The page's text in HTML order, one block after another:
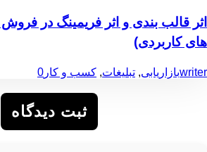
اثر قالب بندی و اثر فریمینگ در
های کاربردی)
writerبازاریابی, تبلیغات, کسب و کار 0
ثبت دیدگاه